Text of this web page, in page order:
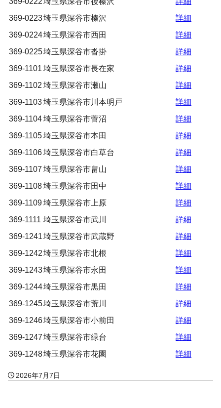
369-0223埼玉県深谷市榛沢
詳細
369-0224埼玉県深谷市西田
詳細
369-0225埼玉県深谷市沓掛
詳細
369-1101 埼玉県深谷市長在家
詳細
369-1102 埼玉県深谷市瀬山
詳細
369-1103埼玉県深谷市川本明戸
詳細
369-1104埼玉県深谷市菅沼
詳細
369-1105埼玉県深谷市本田
詳細
369-1106埼玉県深谷市白草台
詳細
369-1107 埼玉県深谷市畠山
詳細
369-1108埼玉県深谷市田中
詳細
369-1109埼玉県深谷市上原
詳細
369-1111 埼玉県深谷市武川
詳細
369-1241埼玉県深谷市武蔵野
詳細
369-1242埼玉県深谷市北根
詳細
369-1243埼玉県深谷市永田
詳細
369-1244埼玉県深谷市黒田
詳細
369-1245埼玉県深谷市荒川
詳細
369-1246埼玉県深谷市小前田
詳細
369-1247埼玉県深谷市緑台
詳細
369-1248埼玉県深谷市花園 詳細
2026年7月7日